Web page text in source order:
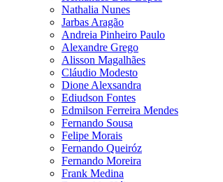
Nathalia Nunes
Jarbas Aragão
Andreia Pinheiro Paulo
Alexandre Grego
Alisson Magalhães
Cláudio Modesto
Dione Alexsandra
Ediudson Fontes
Edmilson Ferreira Mendes
Fernando Sousa
Felipe Morais
Fernando Queiróz
Fernando Moreira
Frank Medina